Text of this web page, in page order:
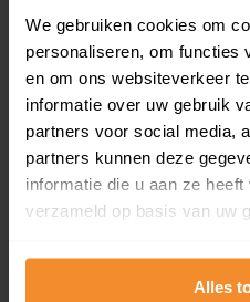
We gebruiken cookies om
personaliseren, om functies
en om ons websiteverkeer
informatie over uw gebruik
partners voor social media,
partners kunnen deze
informatie die u aan ze
verzameld op basis van uw
Alles